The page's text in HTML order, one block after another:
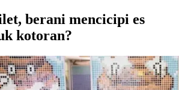
berani mencicipi es
kotoran?